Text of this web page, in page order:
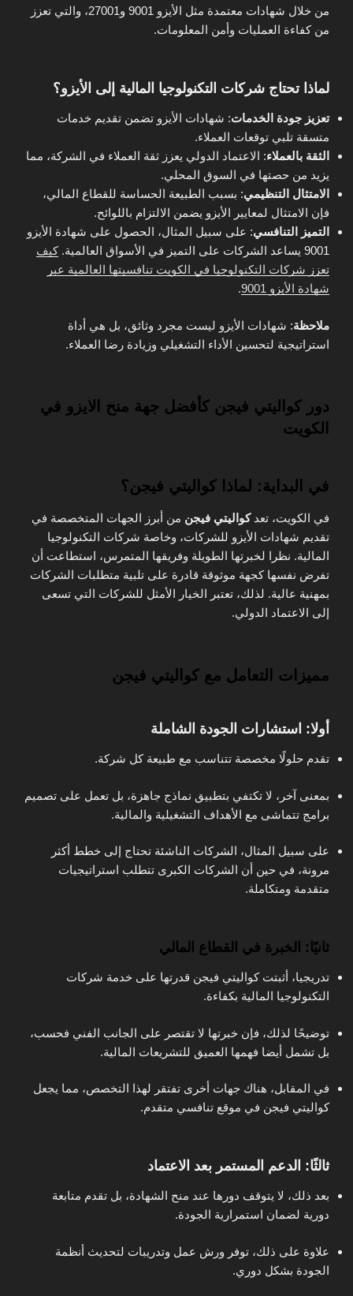
من خلال شهادات معتمدة مثل الأيزو 9001 و27001، والتي تعزز
من كفاءة العمليات وأمن المعلومات.
لماذا تحتاج شركات التكنولوجيا المالية إلى الأيزو؟
تعزيز جودة الخدمات: شهادات الأيزو تضمن تقديم خدمات
متسقة تلبي توقعات العملاء.
الثقة بالعملاء: الاعتماد الدولي يعزز ثقة العملاء في الشركة، مما
يزيد من حصتها في السوق المحلي.
الامتثال التنظيمي: بسبب الطبيعة الحساسة للقطاع المالي،
فإن الامتثال لمعايير الأيزو يضمن الالتزام باللوائح.
التميز التنافسي: على سبيل المثال، الحصول على شهادة الأيزو
9001 يساعد الشركات على التميز في الأسواق العالمية.
كيف
تعزز شركات التكنولوجيا في الكويت تنافسيتها العالمية عبر
شهادة الأيزو 9001
.
ملاحظة: شهادات الأيزو ليست مجرد وثائق، بل هي أداة
استراتيجية لتحسين الأداء التشغيلي وزيادة رضا العملاء.
دور كواليتي فيجن كأفضل جهة منح الايزو في
الكويت
في البداية: لماذا كواليتي فيجن؟
في الكويت، تعدكواليتي فيجن من أبرز الجهات المتخصصة في
تقديم شهادات الأيزو للشركات، وخاصة شركات التكنولوجيا
المالية. نظرا لخبرتها الطويلة وفريقها المتمرس، استطاعت أن
تفرض نفسها كجهة موثوقة قادرة على تلبية متطلبات الشركات
بمهنية عالية. لذلك، تعتبر الخيار الأمثل للشركات التي تسعى
إلى الاعتماد الدولي.
مميزات التعامل مع كواليتي فيجن
أولا: استشارات الجودة الشاملة
تقدم حلولًا مخصصة تتناسب مع طبيعة كل شركة.
بمعنى آخر، لا تكتفي بتطبيق نماذج جاهزة، بل تعمل على تصميم
برامج تتماشى مع الأهداف التشغيلية والمالية.
على سبيل المثال، الشركات الناشئة تحتاج إلى خطط أكثر
مرونة، في حين أن الشركات الكبرى تتطلب استراتيجيات
متقدمة ومتكاملة.
ثانيًا: الخبرة في القطاع المالي
تدريجيا، أثبتت كواليتي فيجن قدرتها على خدمة شركات
التكنولوجيا المالية بكفاءة.
توضيحًا لذلك، فإن خبرتها لا تقتصر على الجانب الفني فحسب،
بل تشمل أيضا فهمها العميق للتشريعات المالية.
في المقابل، هناك جهات أخرى تفتقر لهذا التخصص، مما يجعل
كواليتي فيجن في موقع تنافسي متقدم.
ثالثًا: الدعم المستمر بعد الاعتماد
بعد ذلك، لا يتوقف دورها عند منح الشهادة، بل تقدم متابعة
دورية لضمان استمرارية الجودة.
علاوة على ذلك، توفر ورش عمل وتدريبات لتحديث أنظمة
الجودة بشكل دوري.